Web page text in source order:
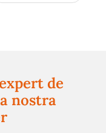
de
nostra